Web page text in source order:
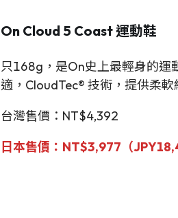
On Cloud 5 Coast運動鞋
只168g，是On史上最輕身的運
適，CloudTec® 技術，提供柔
台灣售價：NT$4,392
日本售價：NT$3,977（